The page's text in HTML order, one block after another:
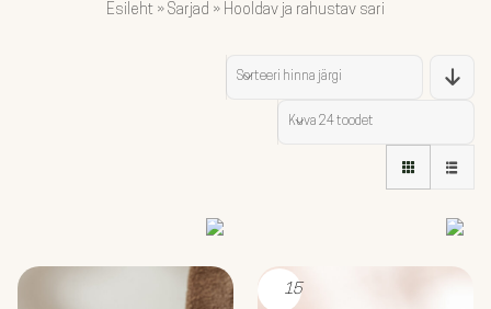
LAPSED
Esileht » Sarjad » Hooldav ja rahustav sari
Sorteeri hinna järgi
Kuva24 toodet
15